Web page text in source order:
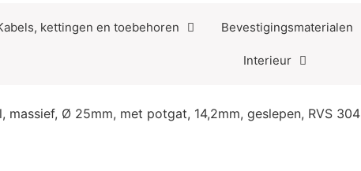
kettingen en toebehoren Bevestigingsmaterialen
Interieur
massief, Ø 25mm, met potgat, 14,2mm, geslepen, RVS 304